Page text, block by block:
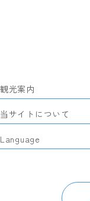
サ
イ
ト
マ
ッ
プ
観光案内
特集
モデルコース
当サイトについて
静岡県観光協会について
パンフレット・動画
Language